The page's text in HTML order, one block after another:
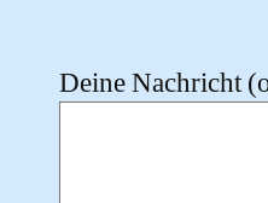
Deine Nachricht